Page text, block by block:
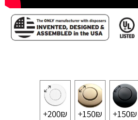
150₪+
150₪+
200₪+